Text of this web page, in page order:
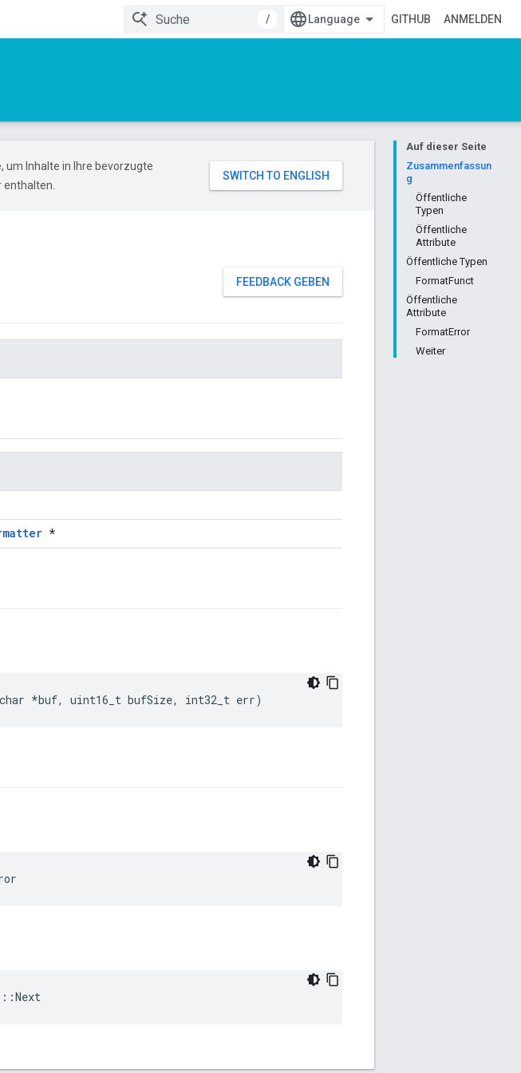
/
GITHUB ANMELDEN
Auf dieser Seite
Zusammenfassun
g
Öffentliche
Typen
Öffentliche
Attribute
Öffentliche Typen
FormatFunct
Öffentliche
Attribute
FormatError
Weiter
um Inhalte in Ihre bevorzugte
FEEDBACK GEBEN
*
*buf, uint16_t bufSize, int32_t err)
::Next